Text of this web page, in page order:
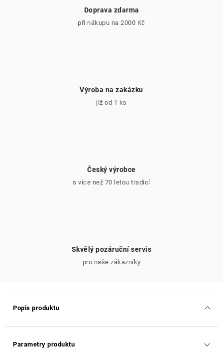
Doprava zdarma
při nákupu na 2000 Kč
Výroba na zakázku
již od 1 ks
Český výrobce
s více než 70 letou tradicí
Skvělý pozáruční servis
pro naše zákazníky
Popis produktu
Parametry produktu